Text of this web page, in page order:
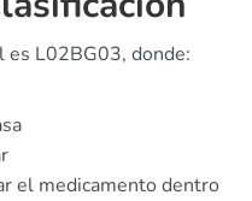
es L02BG03, donde:
el medicamento dentro